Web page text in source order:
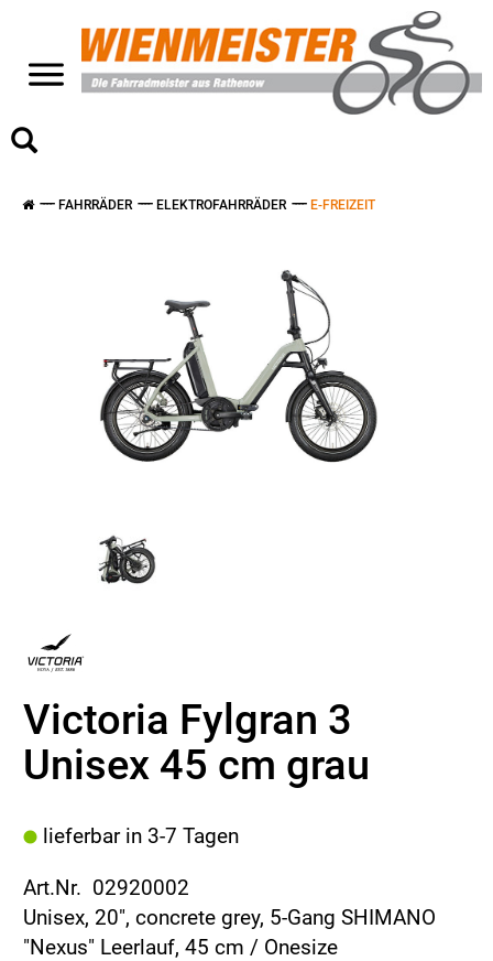
FAHRRÄDER ELEKTROFAHRRÄDER E-FREIZEIT
Victoria Fylgran 3
Unisex 45 cm grau
lieferbar in 3-7 Tagen
Art.Nr. 02920002
Unisex, 20", concrete grey, 5-Gang SHIMANO
"Nexus" Leerlauf, 45 cm / Onesize